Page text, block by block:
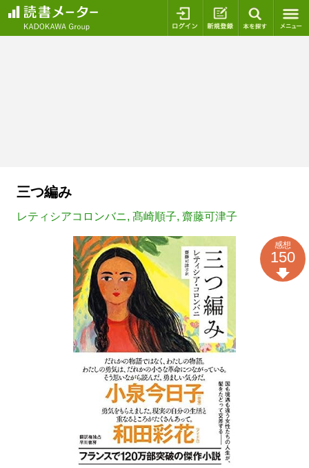
ログイン 新規登録
三つ編み
レティシアコロンバニ, 髙崎順子, 齋藤可津子
感想
150